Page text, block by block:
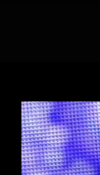
Voir
l'image
agrandie